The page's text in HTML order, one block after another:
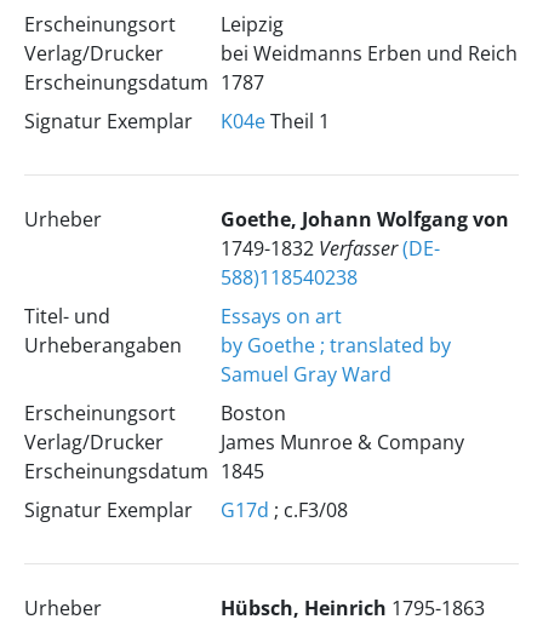
Erscheinungsort
Verlag/Drucker
Erscheinungsdatum
Leipzig
bei Weidmanns Erben und Reich
1787
Signatur Exemplar
K04eTheil 1
Urheber
Goethe, Johann Wolfgang von
1749-1832 Verfasser(DE-
588)118540238
Titel- und
Urheberangaben
Essays on art
by Goethe ; translated by
Samuel Gray Ward
Erscheinungsort
Verlag/Drucker
Erscheinungsdatum
Boston
James Munroe & Company
1845
Signatur Exemplar
G17d ; c.F3/08
Urheber Hübsch, Heinrich 1795-1863